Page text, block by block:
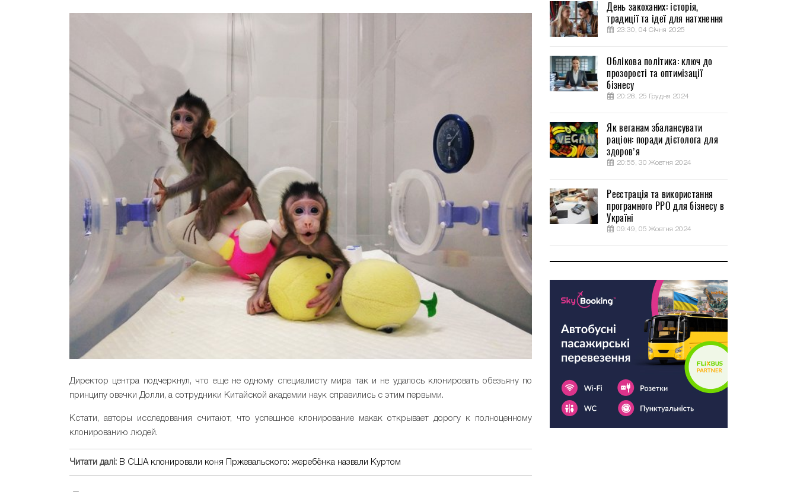
Директор центра подчеркнул, что еще не одному специалисту мира так и не удалось клонировать обезьяну по
принципу овечки Долли, а сотрудники Китайской академии наук справились с этим первыми.
Кстати, авторы исследования считают, что успешное клонирование макак открывает дорогу к полноценному
клонированию людей.
Читати далі: В США клонировали коня Пржевальского: жеребёнка назвали Куртом
День закоханих: історія,
традиції та ідеї для натхнення
23:30, 04 Січня 2025
Облікова політика: ключ до
прозорості та оптимізації
бізнесу
20:28, 25 Грудня 2024
Як веганам збалансувати
раціон: поради дієтолога для
здоров’я
20:55, 30 Жовтня 2024
Реєстрація та використання
програмного РРО для бізнесу в
Україні
09:49, 05 Жовтня 2024